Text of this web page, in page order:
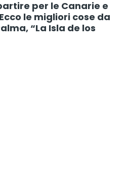
per le Canarie e
le migliori cose da
“La Isla de los